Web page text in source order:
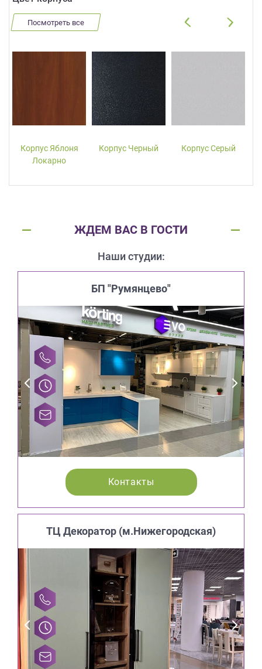
Посмотреть все
Корпус Яблоня
Локарно
Корпус Черный Корпус Серый
ЖДЕМ ВАС В ГОСТИ
Наши студии:
БП "Румянцево"
Контакты
ТЦ Декоратор (м.Нижегородская)